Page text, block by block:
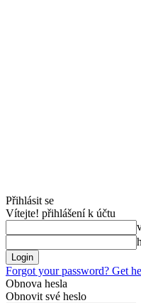
Přihlásit se
Vítejte! přihlášení k účtu
Forgot your password? Get
Obnova hesla
Obnovit své heslo